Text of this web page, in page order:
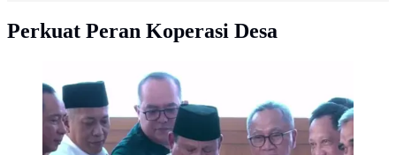
Perkuat Peran Koperasi Desa